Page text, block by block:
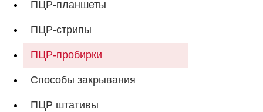
ПЦР-планшеты
ПЦР-стрипы
ПЦР-пробирки
Способы закрывания
ПЦР штативы